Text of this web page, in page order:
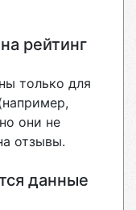
рейтинг
только для
они не
отзывы.
данные